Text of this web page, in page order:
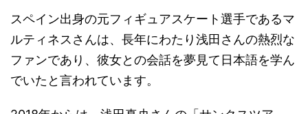
スペイン出身の元フィギュアスケート選手であるマ
ルティネスさんは、長年にわたり浅田さんの熱烈な
ファンであり、彼女との会話を夢見て日本語を学ん
でいたと言われています。